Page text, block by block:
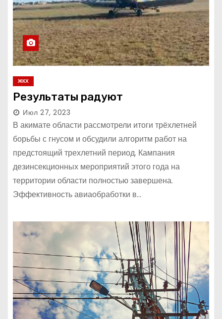
ЖКХ
Результаты радуют
Июл 27, 2023
В акимате области рассмотрели итоги трёхлетней
борьбы с гнусом и обсудили алгоритм работ на
предстоящий трехлетний период. Кампания
дезинсекционных мероприятий этого года на
территории области полностью завершена.
Эффективность авиаобработки в…